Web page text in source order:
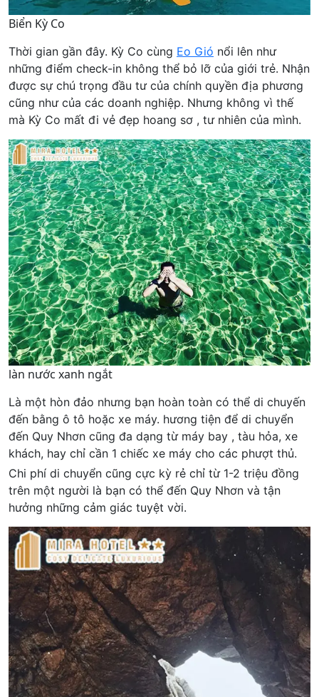
Biển Kỳ Co
Thời gian gần đây. Kỳ Co cùng Eo Gió nổi lên như
những điểm check-in không thể bỏ lỡ của giới trẻ. Nhận
được sự chú trọng đầu tư của chính quyền địa phương
cũng như của các doanh nghiệp. Nhưng không vì thế
mà Kỳ Co mất đi vẻ đẹp hoang sơ , tư nhiên của mình.
làn nước xanh ngắt
Là một hòn đảo nhưng bạn hoàn toàn có thể di chuyến
đến bằng ô tô hoặc xe máy. hương tiện để di chuyển
đến Quy Nhơn cũng đa dạng từ máy bay , tàu hỏa, xe
khách, hay chỉ cần 1 chiếc xe máy cho các phượt thủ.
Chi phí di chuyển cũng cực kỳ rẻ chỉ từ 1-2 triệu đồng
trên một người là bạn có thể đến Quy Nhơn và tận
hưởng những cảm giác tuyệt vời.